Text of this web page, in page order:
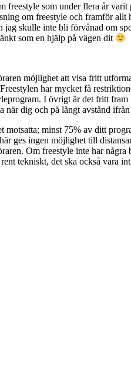
freestyle som under flera år
om freestyle och framför
skulle inte bli förvånad om
som en hjälp på vägen dit
möjlighet att visa fritt
har mycket få
I övrigt är det fritt
när dig och på långt avstånd
minst 75% av ditt
ges ingen möjlighet till
Om freestyle inte har
tekniskt, det ska också vara